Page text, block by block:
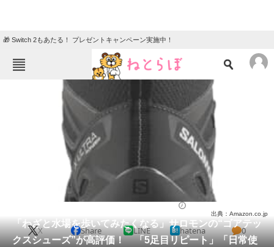
🎁 Switch 2もあたる！ プレゼントキャンペーン実施中！
ねとらぼメニュー
ニュース
地域
教育・育児
会員記事
「わざと水場を歩いてみたくなる」サロモンの“ゴアテッ
クスシューズ”が高評価！ 「5足目リピート」「日常使
出典：Amazon.co.jp
X Share LINE hatena 0